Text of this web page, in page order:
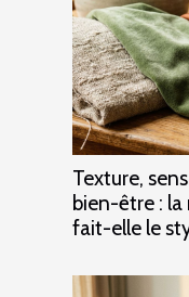
Texture,
bien-être :
fait-elle le